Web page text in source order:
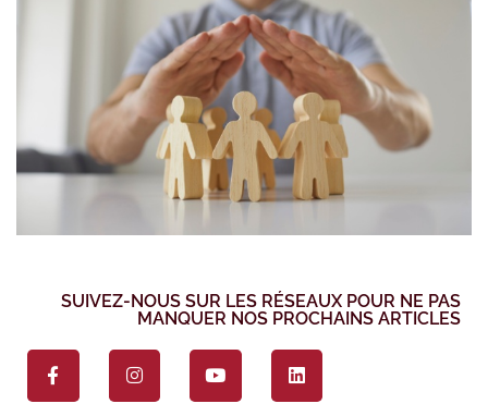
SUIVEZ-NOUS SUR LES RÉSEAUX POUR NE PAS
MANQUER NOS PROCHAINS ARTICLES